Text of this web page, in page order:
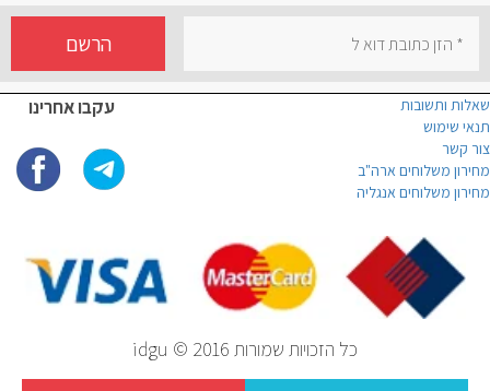
הרשם
עקבו אחרינו
שאלות ותשובות
תנאי שימוש
צור קשר
מחירון משלוחים ארה"ב
מחירון משלוחים אנגליה
כל הזכויות שמורות idgu © 2016